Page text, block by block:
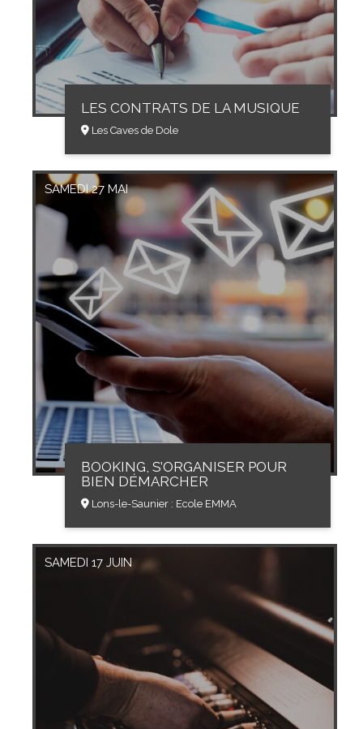
LES CONTRATS DE LA MUSIQUE
Les Caves de Dole
SAMEDI 27 MAI
BOOKING, S’ORGANISER POUR
BIEN DÉMARCHER
Lons-le-Saunier : Ecole EMMA
SAMEDI 17 JUIN